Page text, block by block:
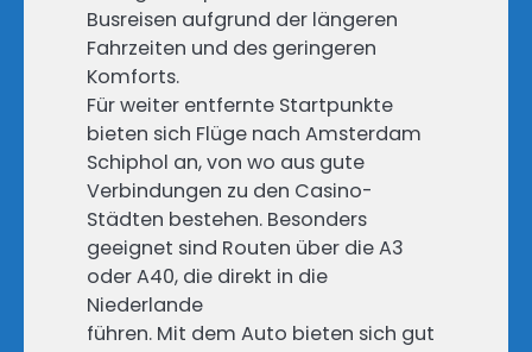
Busreisen aufgrund der längeren
Fahrzeiten und des geringeren
Komforts.
Für weiter entfernte Startpunkte
bieten sich Flüge nach Amsterdam
Schiphol an, von wo aus gute
Verbindungen zu den Casino-
Städten bestehen. Besonders
geeignet sind Routen über die A3
oder A40, die direkt in die
Niederlande
führen. Mit dem Auto bieten sich gut